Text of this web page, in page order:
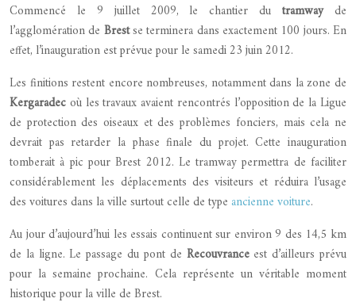
Commencé le 9 juillet 2009, le chantier dutramwayde
l’agglomération de Brestse terminera dans exactement 100 jours. En
effet, l’inauguration est prévue pour le samedi 23 juin 2012.
Les finitions restent encore nombreuses, notamment dans la zone de
Kergaradecoù les travaux avaient rencontrés l’opposition de la Ligue
de protection des oiseaux et des problèmes fonciers, mais cela ne
devrait pas retarder la phase finale du projet. Cette inauguration
tomberait à pic pour Brest 2012. Le tramway permettra de faciliter
considérablement les déplacements des visiteurs et réduira l’usage
des voitures dans la ville surtout celle de typeancienne voiture.
Au jour d’aujourd’hui les essais continuent sur environ 9 des 14,5 km
de la ligne. Le passage du pont de Recouvranceest d’ailleurs prévu
pour la semaine prochaine. Cela représente un véritable moment
historique pour la ville de Brest.